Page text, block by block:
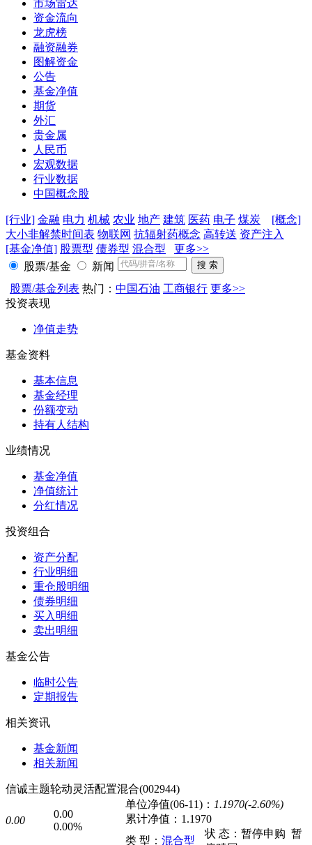
市场雷达
资金流向
龙虎榜
融资融券
图解资金
公告
基金净值
期货
外汇
贵金属
人民币
宏观数据
行业数据
中国概念股
[行业] 金融 电力 机械 农业 地产 建筑 医药 电子 煤炭
[概念]
大小非解禁时间表 物联网 抗辐射药概念 高转送 资产注入
[基金净值] 股票型 债券型 混合型
更多>>
股票/基金
新闻
股票/基金列表 热门： 中国石油 工商银行 更多>>
投资表现
净值走势
基金资料
基本信息
基金经理
份额变动
持有人结构
业绩情况
基金净值
净值统计
分红情况
投资组合
资产分配
行业明细
重仓股明细
债券明细
买入明细
卖出明细
基金公告
临时公告
定期报告
相关资讯
基金新闻
相关新闻
信诚主题轮动灵活配置混合(002944)
0.00
0.00
0.00%
单位净值(06-11)： 1.1970(-2.60%)
累计净值： 1.1970
类 型： 混合型
状 态： 暂停申购 暂